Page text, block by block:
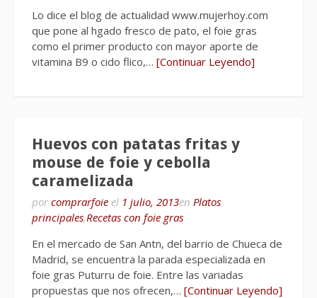
Lo dice el blog de actualidad www.mujerhoy.com
que pone al hgado fresco de pato, el foie gras
como el primer producto con mayor aporte de
vitamina B9 o cido flico,… [Continuar Leyendo]
Huevos con patatas fritas y
mouse de foie y cebolla
caramelizada
por comprarfoie el 1 julio, 2013en Platos
principales,Recetas con foie gras
En el mercado de San Antn, del barrio de Chueca de
Madrid, se encuentra la parada especializada en
foie gras Puturru de foie. Entre las variadas
propuestas que nos ofrecen,… [Continuar Leyendo]